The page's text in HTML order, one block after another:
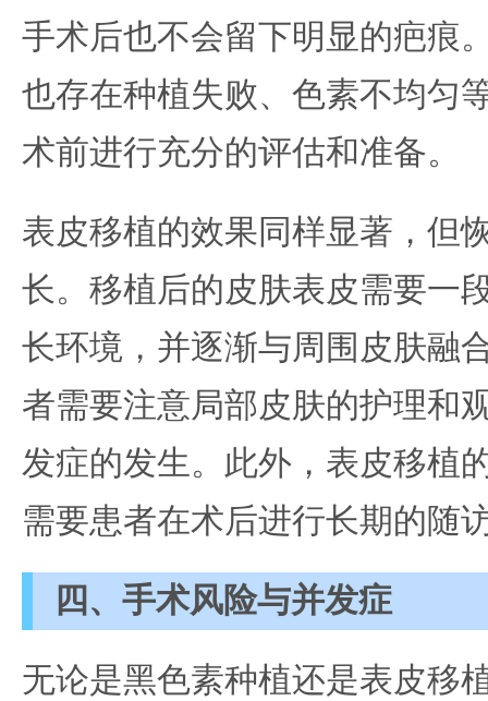
手术后也不会留下明显的疤痕
也存在种植失败、色素不均匀
术前进行充分的评估和准备。
表皮移植的效果同样显著，但
长。移植后的皮肤表皮需要一
长环境，并逐渐与周围皮肤融
者需要注意局部皮肤的护理和
发症的发生。此外，表皮移植
需要患者在术后进行长期的随
四、手术风险与并发症
无论是黑色素种植还是表皮移